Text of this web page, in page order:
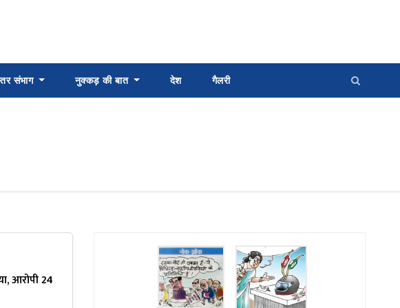
संभाग नुक्कड़ की बात देश गैलरी
आरोपी 24